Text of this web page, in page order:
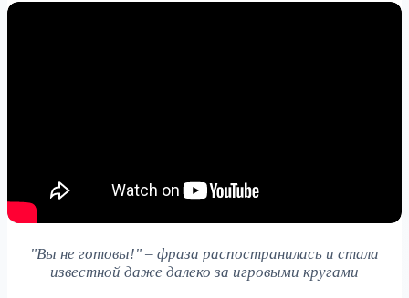
"Вы не готовы!" – фраза распостранилась и стала
известной даже далеко за игровыми кругами